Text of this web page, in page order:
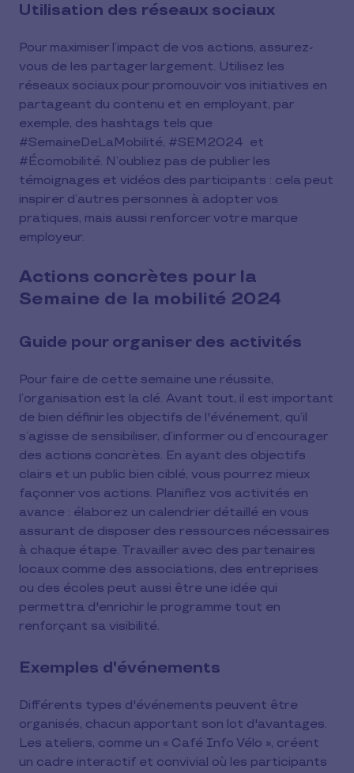
Utilisation des réseaux sociaux
Pour maximiser l’impact de vos actions, assurez-
vous de les partager largement. Utilisez les
réseaux sociaux pour promouvoir vos initiatives en
partageant du contenu et en employant, par
exemple, des hashtags tels que
#SemaineDeLaMobilité, #SEM2024 et
#Écomobilité. N’oubliez pas de publier les
témoignages et vidéos des participants : cela peut
inspirer d’autres personnes à adopter vos
pratiques, mais aussi renforcer votre marque
employeur.
Actions concrètes pour la
Semaine de la mobilité 2024
Guide pour organiser des activités
Pour faire de cette semaine une réussite,
l’organisation est la clé. Avant tout, il est important
de bien définir les objectifs de l'événement, qu’il
s’agisse de sensibiliser, d’informer ou d’encourager
des actions concrètes. En ayant des objectifs
clairs et un public bien ciblé, vous pourrez mieux
façonner vos actions. Planifiez vos activités en
avance : élaborez un calendrier détaillé en vous
assurant de disposer des ressources nécessaires
à chaque étape. Travailler avec des partenaires
locaux comme des associations, des entreprises
ou des écoles peut aussi être une idée qui
permettra d'enrichir le programme tout en
renforçant sa visibilité.
Exemples d'événements
Différents types d'événements peuvent être
organisés, chacun apportant son lot d'avantages.
Les ateliers, comme un « Café Info Vélo », créent
un cadre interactif et convivial où les participants